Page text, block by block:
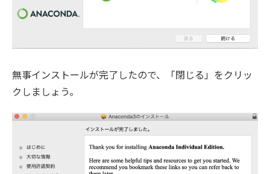
無事インストールが完了したので、「閉じる」をクリッ
クしましょう。